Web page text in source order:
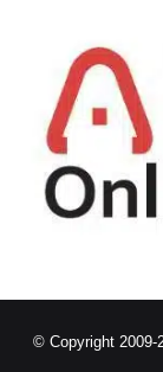
© Copyright